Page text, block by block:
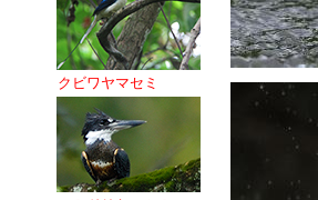
クビワヤマセミ